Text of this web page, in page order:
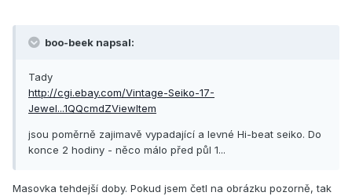
boo-beek napsal:
Tady
http://cgi.ebay.com/Vintage-Seiko-17-
Jewel...1QQcmdZViewItem
jsou poměrně zajimavě vypadající a levné Hi-beat seiko. Do
konce 2 hodiny - něco málo před půl 1...
Masovka tehdejší doby. Pokud jsem četl na obrázku pozorně, tak